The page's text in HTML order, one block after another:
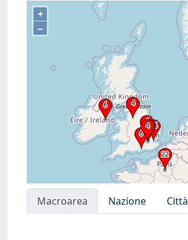
+
–
Macroarea Nazione Città